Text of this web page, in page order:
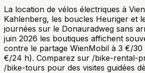
La location de vélos électriques à
Kahlenberg, les boucles Heuriger et
journées sur le Donauradweg sans
juin 2026 les boutiques affichent
contre le partage WienMobil à 3 €/
€/24 h). Comparez sur /bike-rental-
/bike-tours pour des visites guidées